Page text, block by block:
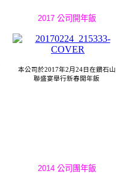
2017 公司開年飯
本公司於2017年2月24日在鑽石山
聯盛宴舉行新春開年飯
2014 公司團年飯